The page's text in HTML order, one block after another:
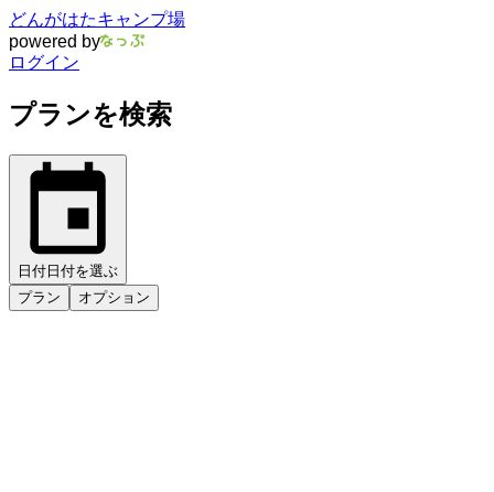
どんがはたキャンプ場
powered by
ログイン
プランを検索
日付 日付を選ぶ
プラン
オプション